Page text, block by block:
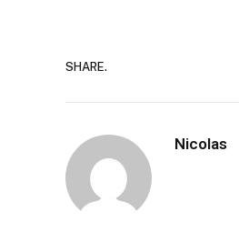
SHARE.
Nicolas